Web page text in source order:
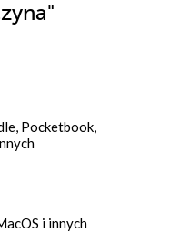
Pocketbook,
i innych